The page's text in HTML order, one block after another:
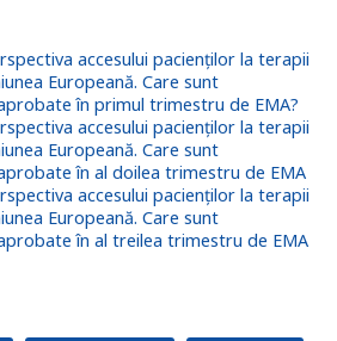
accesului pacienţilor la terapii
Europeană. Care sunt
în primul trimestru de EMA?
accesului pacienţilor la terapii
Europeană. Care sunt
în al doilea trimestru de EMA
accesului pacienţilor la terapii
Europeană. Care sunt
în al treilea trimestru de EMA